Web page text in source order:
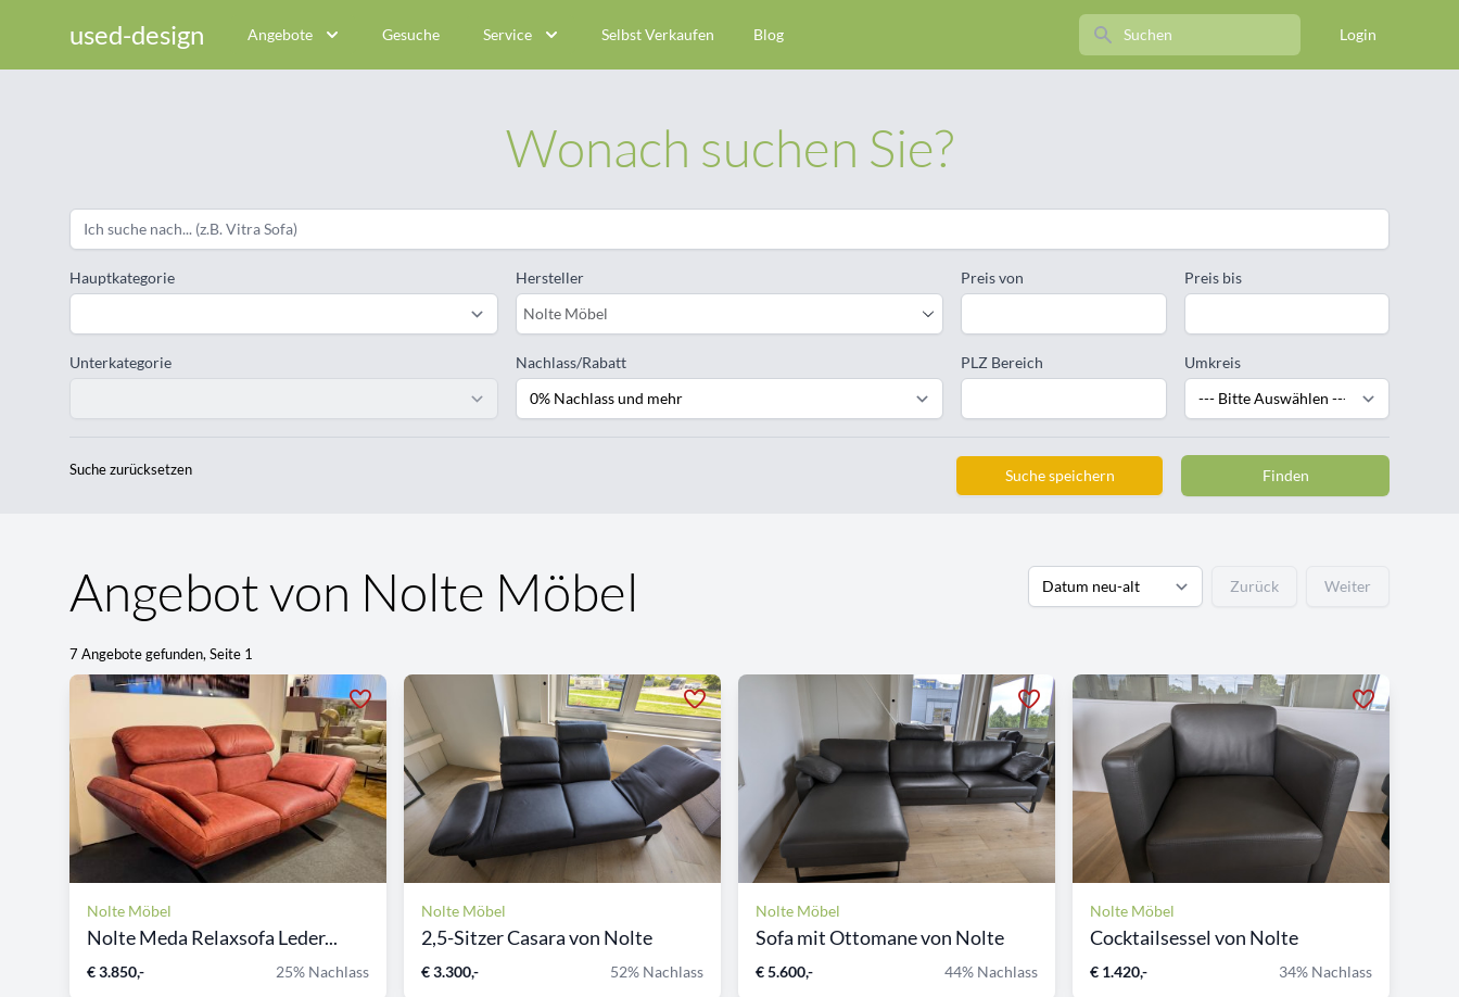
used-design Angebote Gesuche Service Selbst Verkaufen Blog Search Login
Wonach suchen Sie?
Hauptkategorie
Unterkategorie
Hersteller
Nolte Möbel
Nachlass/Rabatt
Preis von Preis bis
PLZ Bereich Umkreis
Suche zurücksetzen Suche speichern Finden
Angebot von Nolte Möbel
7 Angebote gefunden, Seite 1
Zurück Weiter
Nolte Möbel
Nolte Meda Relaxsofa Leder...
€ 3.850,- 25% Nachlass
Nolte Möbel
2,5-Sitzer Casara von Nolte
€ 3.300,- 52% Nachlass
Nolte Möbel
Sofa mit Ottomane von Nolte
€ 5.600,- 44% Nachlass
Nolte Möbel
Cocktailsessel von Nolte
€ 1.420,- 34% Nachlass